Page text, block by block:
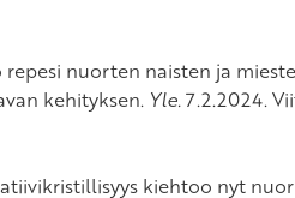
repesi nuorten naisten ja
kehityksen. Yle.7.2.2024.
kiehtoo nyt